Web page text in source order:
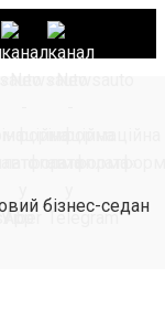
бізнес-седан